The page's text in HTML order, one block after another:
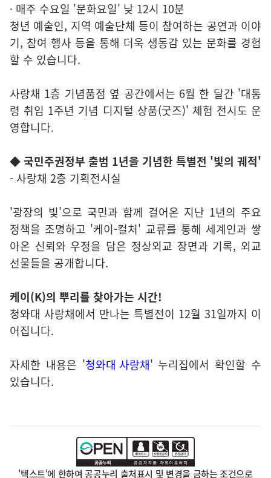
· 매주 수요일 '문화요일' 낮 12시 10분
청년 예술인, 지역 예술단체 등이 참여하는 공연과 이야
기, 참여 행사 등을 통해 더욱 생동감 있는 문화를 경험
할 수 있습니다.
사랑채 1층 기념품점 옆 공간에서는 6월 한 달간 '대통
령 취임 1주년 기념 디지털 상품(굿즈)' 체험 전시도 운
영합니다.
◆ 국민주권정부 출범 1년을 기념한 특별전 '빛의 궤적'
- 사랑채 2층 기획전시실
'광장의 빛'으로 국민과 함께 걸어온 지난 1년의 주요
정책을 조명하고 '케이-컬처' 교류를 통해 세계인과 쌓
아온 신뢰와 우정을 담은 정상외교 장면과 기록, 외교
선물들을 공개합니다.
케이(K)의 뿌리를 찾아가는 시간!
청와대 사랑채에서 만나는 특별전이 12월 31일까지 이
어집니다.
자세한 내용은 '청와대 사랑채' 누리집에서 확인할 수
있습니다.
'텍스트'에 한하여 공공누리 출처표시 및 변경을 금하는 조건으로